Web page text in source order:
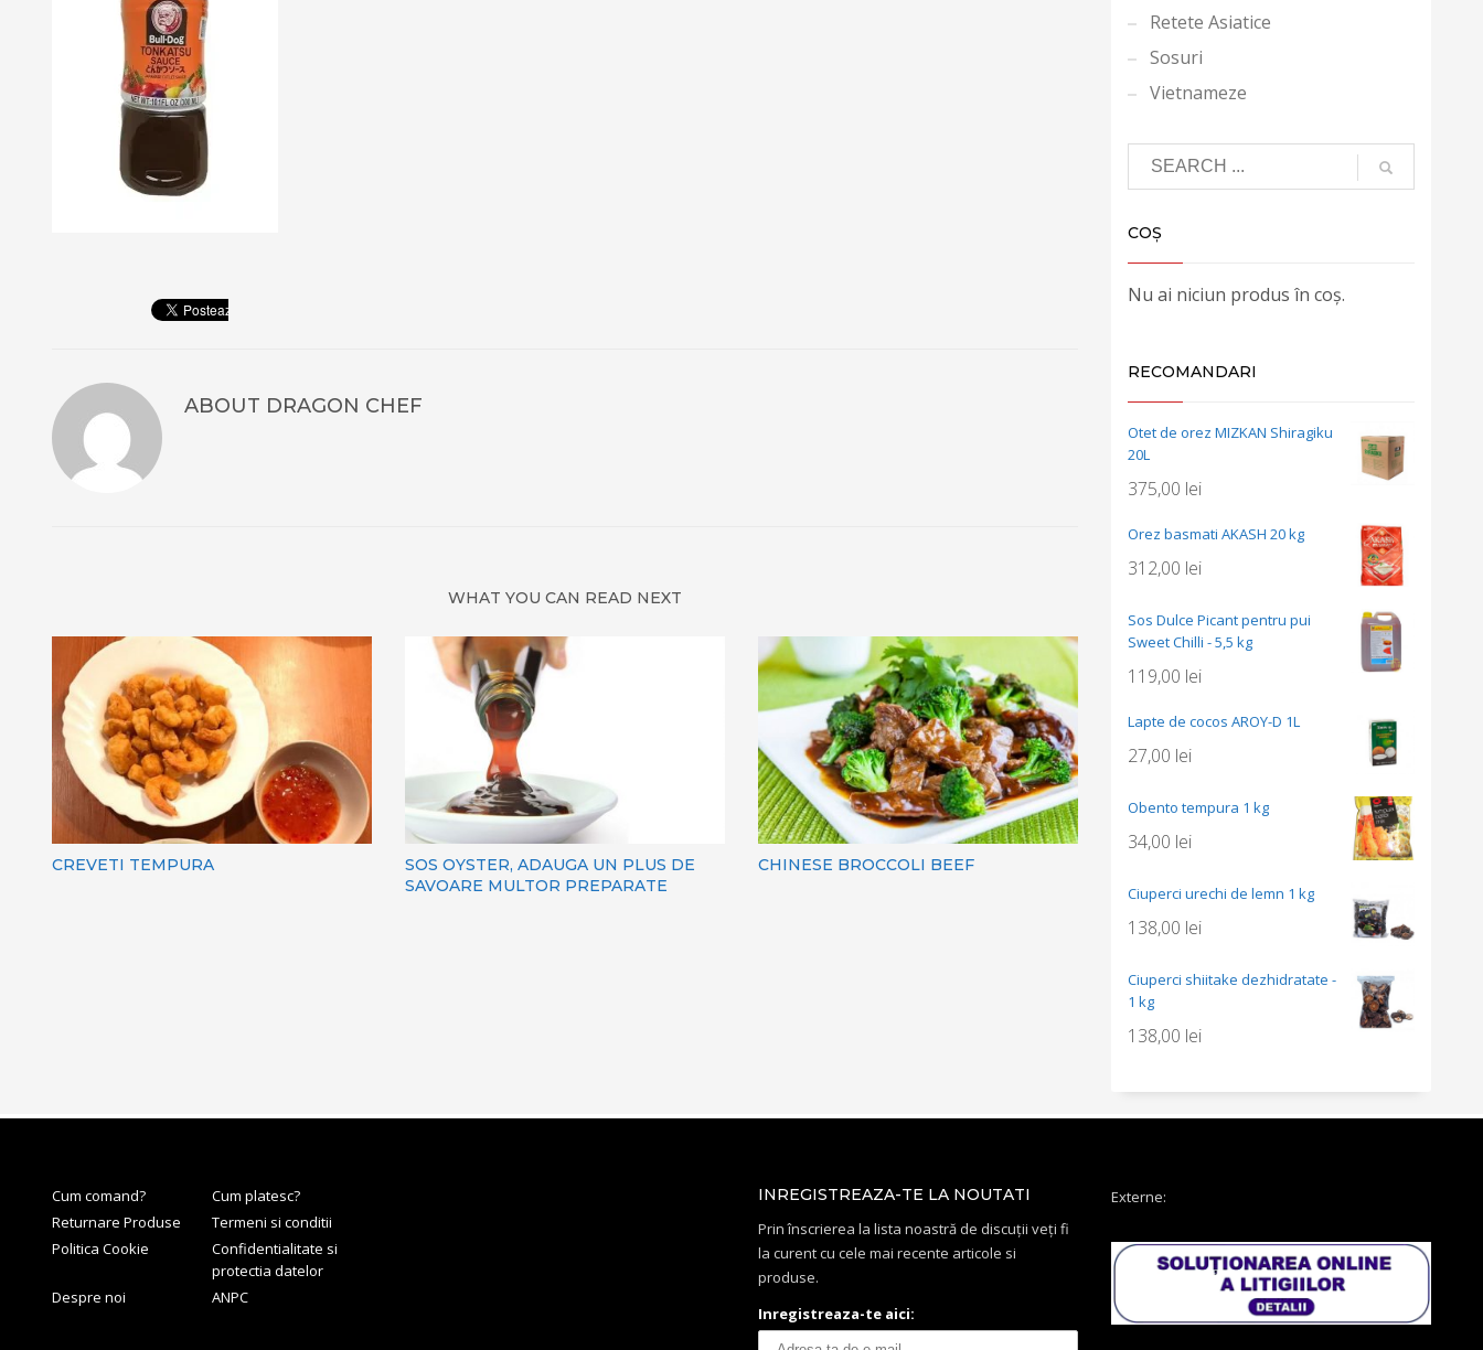
ABOUT DRAGON CHEF
WHAT YOU CAN READ NEXT
CREVETI TEMPURA
SOS OYSTER, ADAUGA UN PLUS DE
SAVOARE MULTOR PREPARATE
CHINESE BROCCOLI BEEF
Retete Asiatice
Sosuri
Vietnameze
COȘ
Nu ai niciun produs în coș.
RECOMANDARI
Otet de orez MIZKAN Shiragiku
20L
375,00 lei
Orez basmati AKASH 20 kg
312,00 lei
Sos Dulce Picant pentru pui
Sweet Chilli - 5,5 kg
119,00 lei
Lapte de cocos AROY-D 1L
27,00 lei
Obento tempura 1 kg
34,00 lei
Ciuperci urechi de lemn 1 kg
138,00 lei
Ciuperci shiitake dezhidratate -
1 kg
138,00 lei
Cum comand?
Cum platesc?
Returnare Produse
Termeni si conditii
Politica Cookie
Confidentialitate si
protectia datelor
Despre noi
ANPC
INREGISTREAZA-TE LA NOUTATI
Prin înscrierea la lista noastră de discuții veți fi
la curent cu cele mai recente articole si
produse.
Inregistreaza-te aici:
Externe: